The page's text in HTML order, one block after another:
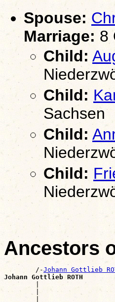
Spouse:
Marriage: 8
Child:
Child:
Sachsen
Child:
Child:
Ancestors
        /-
Johann Gottlieb
Johann Gottlieb ROTH
|
|